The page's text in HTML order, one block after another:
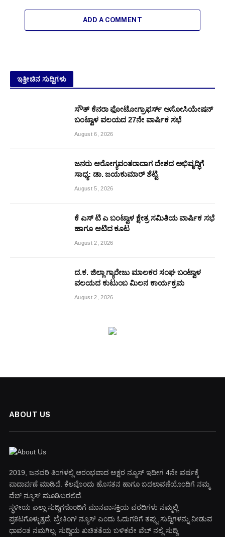
ADD A COMMENT
ಇತ್ತೀಚಿನ ಸುದ್ದಿಗಳು
ಸೌತ್ ಕೆನರಾ ಫೋಟೋಗ್ರಾಫರ್ಸ್ ಅಸೋಸಿಯೇಷನ್
ಬಂಟ್ವಾಳ ವಲಯದ 27ನೇ ವಾರ್ಷಿಕ ಸಭೆ
August 6, 2026
ಜನರು ಆರೋಗ್ಯವಂತರಾದಾಗ ದೇಶದ ಅಭಿವೃದ್ಧಿಗೆ
ಸಾಧ್ಯ: ಡಾ. ಜಯಕುಮಾರ್ ಶೆಟ್ಟಿ
August 5, 2026
ಕೆ ಎಸ್ ಟಿ ಎ ಬಂಟ್ವಾಳ ಕ್ಷೇತ್ರ ಸಮಿತಿಯ ವಾರ್ಷಿಕ ಸಭೆ
ಹಾಗೂ ಆಟಿದ ಕೂಟ
August 2, 2026
ದ.ಕ. ಜಿಲ್ಲಾ ಗ್ಯಾರೇಜು ಮಾಲಕರ ಸಂಘ ಬಂಟ್ವಾಳ
ವಲಯದ ಕುಟುಂಬ ಮಿಲನ ಕಾರ್ಯಕ್ರಮ
August 2, 2026
ABOUT US
2019, ಜನವರಿ‌ ತಿಂಗಳಲ್ಲಿ ಆರಂಭವಾದ ಅಕ್ಷರ ನ್ಯೂಸ್ ಇದೀಗ 4ನೇ ವರ್ಷಕ್ಕೆ
ಪಾದಾರ್ಪಣೆ ಮಾಡಿದೆ. ಕೆಲವೊಂದು ಹೊಸತನ ಹಾಗೂ ಬದಲಾವಣೆಯೊಂದಿಗೆ ನಮ್ಮ
ವೆಬ್ ನ್ಯೂಸ್ ಮೂಡಿಬರಲಿದೆ.
ಸ್ಥಳೀಯ ಎಲ್ಲಾ ಸುದ್ದಿಗಳೊಂದಿಗೆ ಮಾನವಾಸಕ್ತಿಯ ವರದಿಗಳು ನಮ್ಮಲ್ಲಿ
ಪ್ರಕಟಗೊಳ್ಳುತ್ತದೆ. ಬ್ರೇಕಿಂಗ್ ನ್ಯೂಸ್ ಎಂದು ಓದುಗರಿಗೆ ತಪ್ಪು ಸುದ್ದಿಗಳನ್ನು ನೀಡುವ
ಧಾವಂತ ನಮಗಿಲ್ಲ. ಸುದ್ದಿಯ ಖಚಿತತೆಯ ಬಳಿಕವೇ ವೆಬ್ ನಲ್ಲಿ ಸುದ್ದಿ